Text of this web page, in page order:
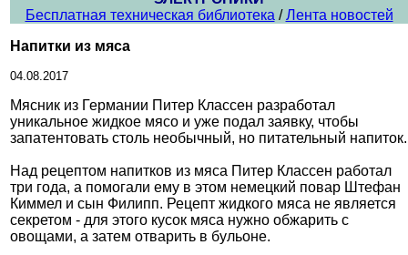
Бесплатная техническая библиотека /Лента новостей
Напитки из мяса
04.08.2017
Мясник из Германии Питер Классен разработал
уникальное жидкое мясо и уже подал заявку, чтобы
запатентовать столь необычный, но питательный напиток.
Над рецептом напитков из мяса Питер Классен работал
три года, а помогали ему в этом немецкий повар Штефан
Киммел и сын Филипп. Рецепт жидкого мяса не является
секретом - для этого кусок мяса нужно обжарить с
овощами, а затем отварить в бульоне.